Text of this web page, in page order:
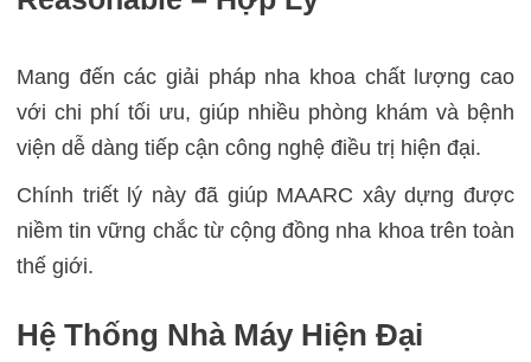
Mang đến các giải pháp nha khoa chất lượng cao
với chi phí tối ưu, giúp nhiều phòng khám và bệnh
viện dễ dàng tiếp cận công nghệ điều trị hiện đại.
Chính triết lý này đã giúp MAARC xây dựng được
niềm tin vững chắc từ cộng đồng nha khoa trên toàn
thế giới.
Hệ Thống Nhà Máy Hiện Đại